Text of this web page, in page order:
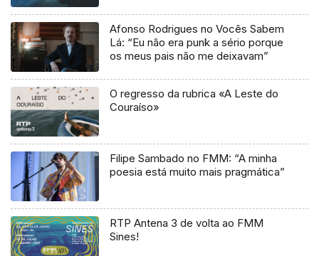
Afonso Rodrigues no Vocês Sabem
Lá: “Eu não era punk a sério porque
os meus pais não me deixavam”
O regresso da rubrica «A Leste do
Couraíso»
Filipe Sambado no FMM: “A minha
poesia está muito mais pragmática”
RTP Antena 3 de volta ao FMM
Sines!